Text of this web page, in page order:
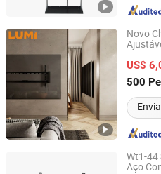
Novo
US$
500
Lumi Legend Corporation
Zhejiang, China
Wt1-44
Aço